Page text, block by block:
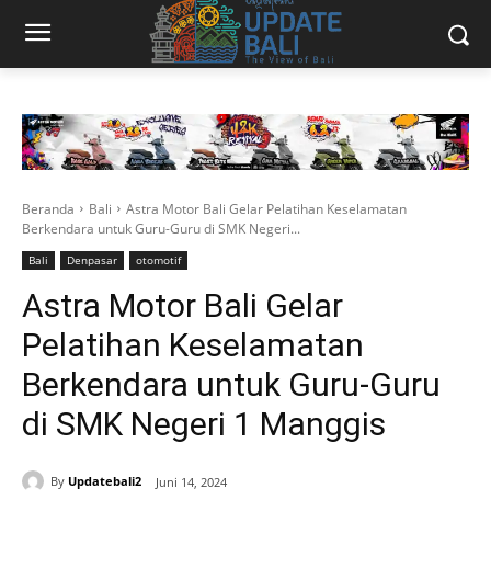
Beranda Bali
Astra Motor Bali Gelar Pelatihan Keselamatan
Berkendara untuk Guru-Guru di SMK Negeri...
Bali Denpasar otomotif
Astra Motor Bali Gelar
Pelatihan Keselamatan
Berkendara untuk Guru-Guru
di SMK Negeri 1 Manggis
By Updatebali2 Juni 14, 2024